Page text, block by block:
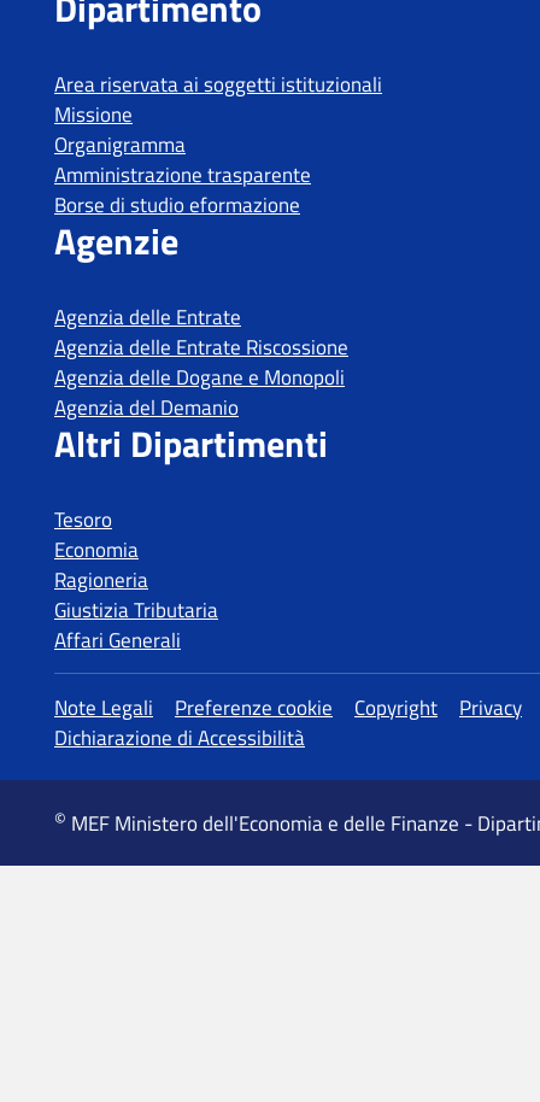
Tesoro
Economia
Ragioneria
Giustizia Tributaria
Affari Generali
MEF Ministero dell'Economia e delle Finanze -